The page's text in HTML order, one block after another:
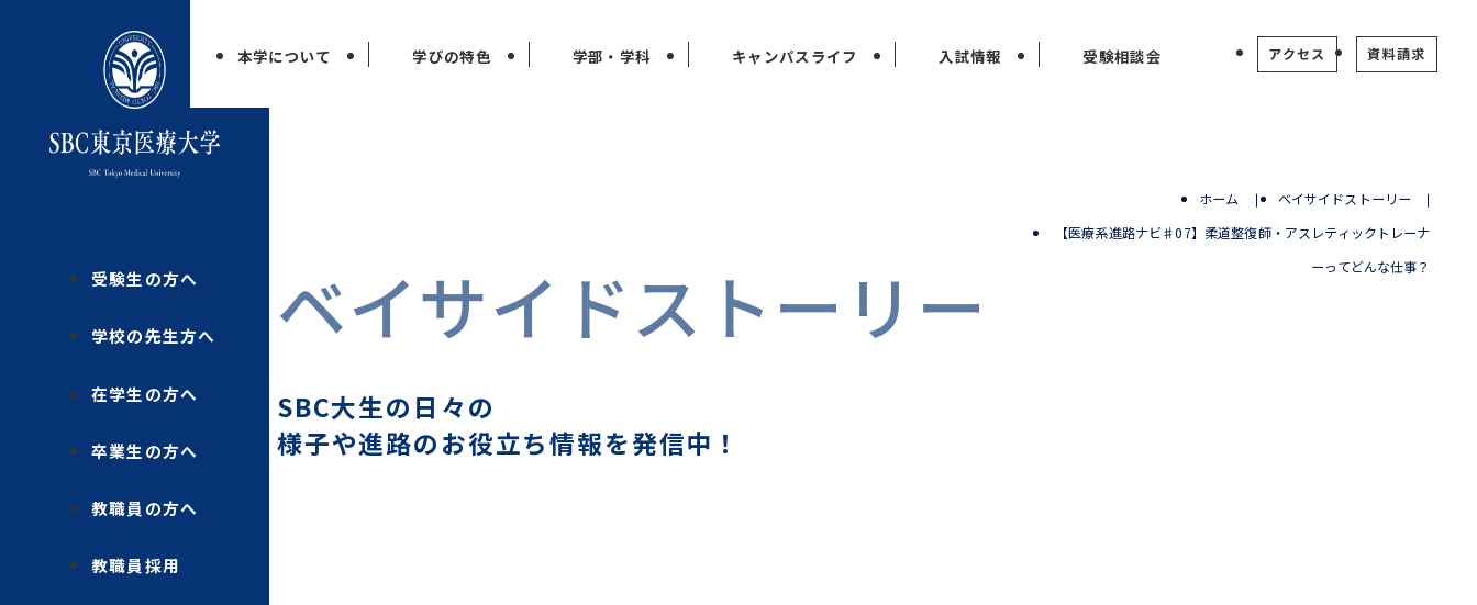
受験生の方へ
学校の先生方へ
在学生の方へ
卒業生の方へ
教職員の方へ
教職員採用
本学について 学びの特色 学部・学科 キャンパスライフ 入試情報 受験相談会 アクセス 資料請求
ベイサイドストーリー
SBC大生の日々の
様子や進路のお役立ち情報を発信中！
ホーム
ベイサイドストーリー
【医療系進路ナビ♯07】柔道整復師・アスレティックトレーナ
ーってどんな仕事？